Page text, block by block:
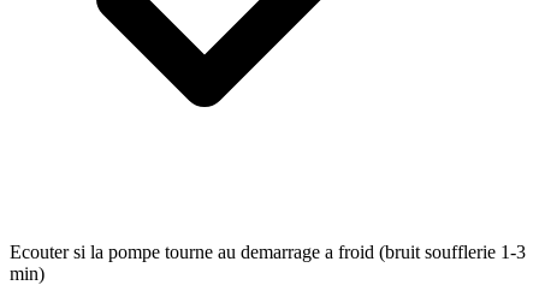
Ecouter si la pompe tourne au demarrage a froid (bruit soufflerie 1-3
min)